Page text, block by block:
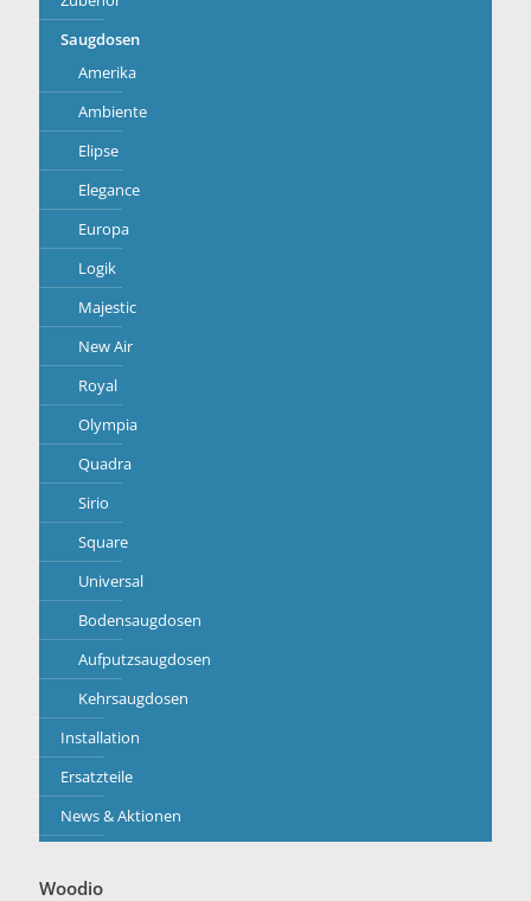
Saugdosen
Amerika
Ambiente
Elipse
Elegance
Europa
Logik
Majestic
New Air
Royal
Olympia
Quadra
Sirio
Square
Universal
Bodensaugdosen
Aufputzsaugdosen
Kehrsaugdosen
Installation
Ersatzteile
News & Aktionen
Woodio